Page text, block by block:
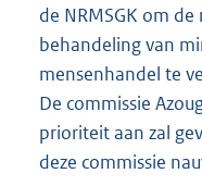
de NRMSGK om
behandeling van
mensenhandel te
De commissie
prioriteit aan zal
deze commissie